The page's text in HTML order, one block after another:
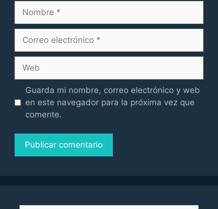
Nombre
Correo
Web
Guarda mi nombre, correo electrónico y web
en este navegador para la próxima vez que
comente.